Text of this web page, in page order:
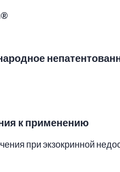
к применению
при экзокринной